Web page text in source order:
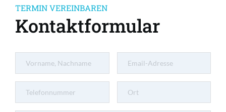
TERMIN VEREINBAREN
Kontaktformular